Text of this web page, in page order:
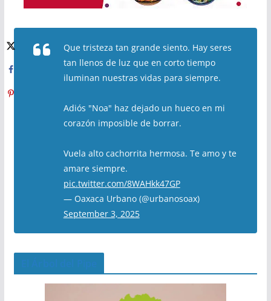
Que tristeza tan grande siento. Hay seres
tan llenos de luz que en corto tiempo
iluminan nuestras vidas para siempre.
Adiós "Noa" haz dejado un hueco en mi
corazón imposible de borrar.
Vuela alto cachorrita hermosa. Te amo y te
amare siempre.
pic.twitter.com/8WAHkk47GP
— Oaxaca Urbano (@urbanosoax)
September 3, 2025